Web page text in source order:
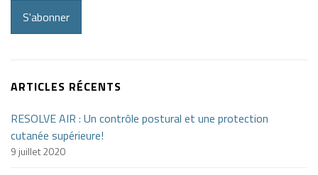
S'abonner
ARTICLES RÉCENTS
RESOLVE AIR : Un contrôle postural et une protection
cutanée supérieure!
9 juillet 2020